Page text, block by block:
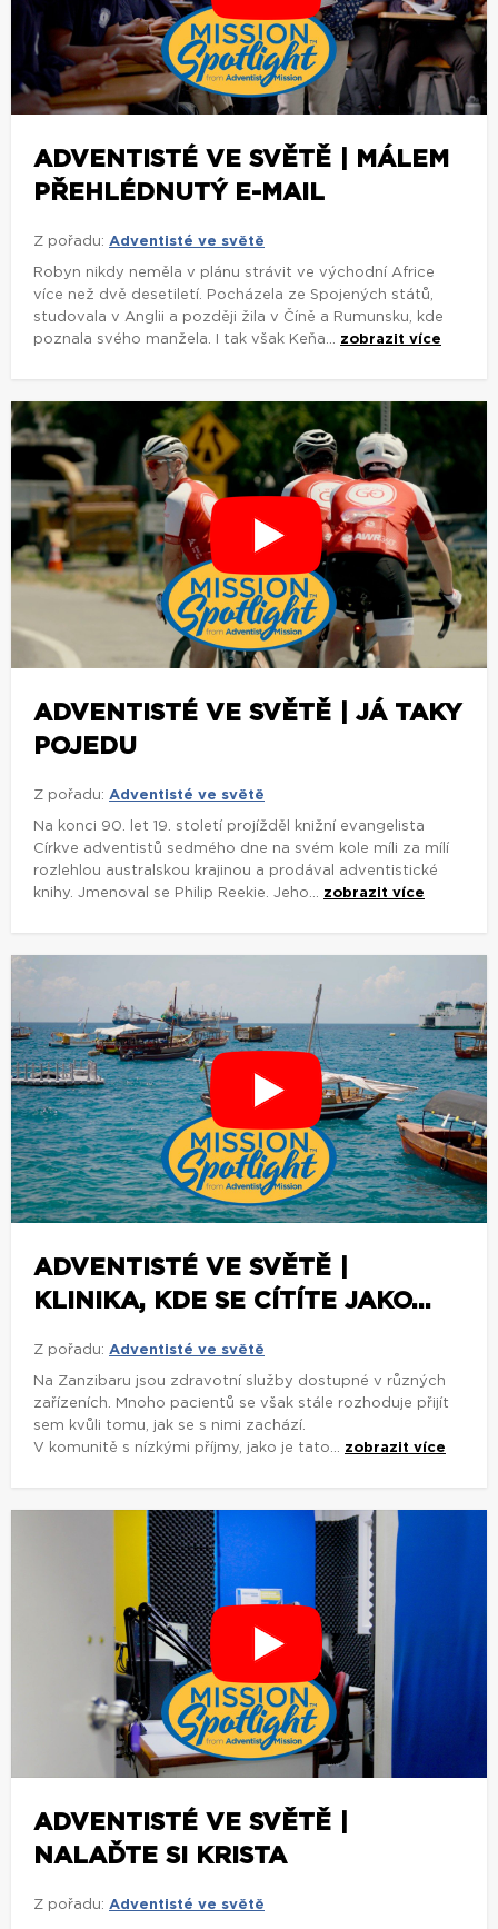
ADVENTISTÉ VE SVĚTĚ | MÁLEM
PŘEHLÉDNUTÝ E-MAIL
Z pořadu: Adventisté ve světě
Robyn nikdy neměla v plánu strávit ve východní Africe
více než dvě desetiletí. Pocházela ze Spojených států,
studovala v Anglii a později žila v Číně a Rumunsku, kde
poznala svého manžela. I tak však Keňa... zobrazit více
ADVENTISTÉ VE SVĚTĚ | JÁ TAKY
POJEDU
Z pořadu: Adventisté ve světě
Na konci 90. let 19. století projížděl knižní evangelista
Církve adventistů sedmého dne na svém kole míli za mílí
rozlehlou australskou krajinou a prodával adventistické
knihy. Jmenoval se Philip Reekie. Jeho... zobrazit více
ADVENTISTÉ VE SVĚTĚ |
KLINIKA, KDE SE CÍTÍTE JAKO...
Z pořadu: Adventisté ve světě
Na Zanzibaru jsou zdravotní služby dostupné v různých
zařízeních. Mnoho pacientů se však stále rozhoduje přijít
sem kvůli tomu, jak se s nimi zachází.
V komunitě s nízkými příjmy, jako je tato... zobrazit více
ADVENTISTÉ VE SVĚTĚ |
NALAĎTE SI KRISTA
Z pořadu: Adventisté ve světě